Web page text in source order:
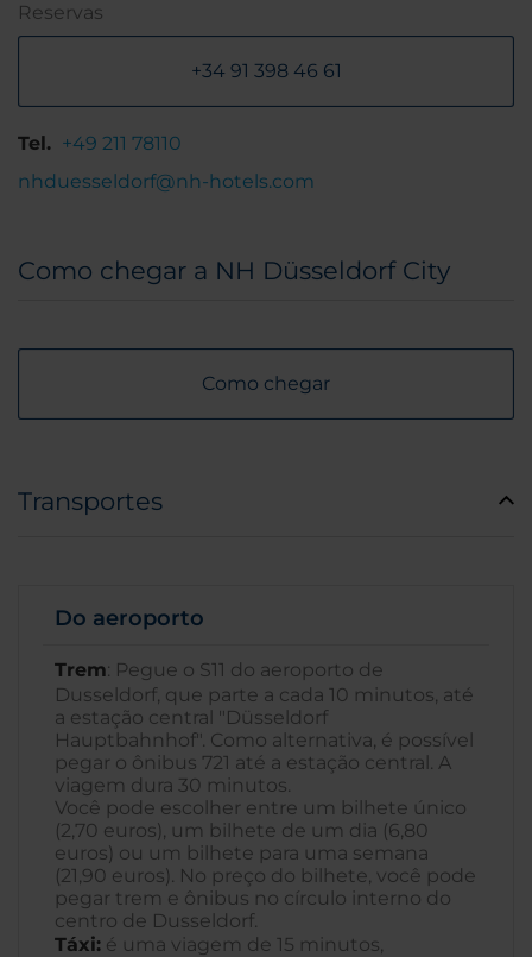
Reservas
+34 91 398 46 61
Tel. +49 211 78110
nhduesseldorf@nh-hotels.com
Como chegar a NH Düsseldorf City
Como chegar
Transportes
Do aeroporto
Trem: Pegue o S11 do aeroporto de
Dusseldorf, que parte a cada 10 minutos, até
a estação central "Düsseldorf
Hauptbahnhof". Como alternativa, é possível
pegar o ônibus 721 até a estação central. A
viagem dura 30 minutos.
Você pode escolher entre um bilhete único
(2,70 euros), um bilhete de um dia (6,80
euros) ou um bilhete para uma semana
(21,90 euros). No preço do bilhete, você pode
pegar trem e ônibus no círculo interno do
centro de Dusseldorf.
Táxi: é uma viagem de 15 minutos,